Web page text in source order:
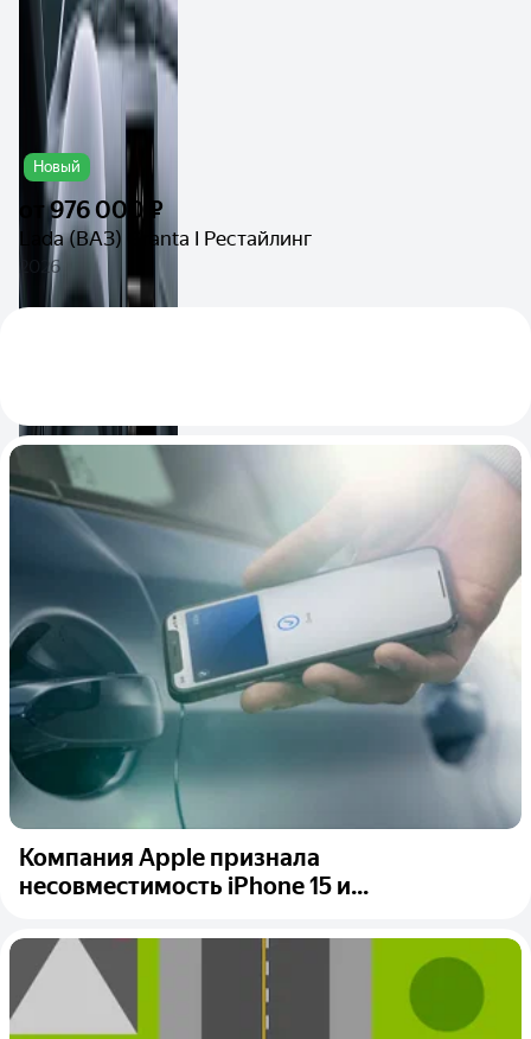
Новый
от976 000 ₽
Lada (ВАЗ) Granta I Рестайлинг
2026
Компания Apple признала
несовместимость iPhone 15 и...